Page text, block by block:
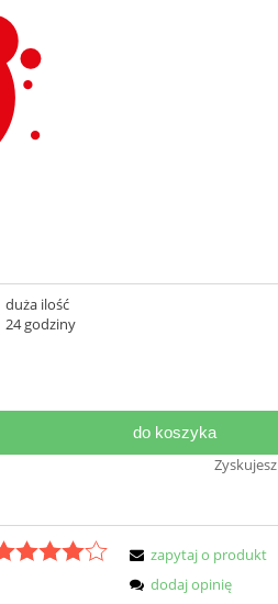
duża ilość
24 godziny
do koszyka
Zyskujesz
zapytaj o produkt
dodaj opinię